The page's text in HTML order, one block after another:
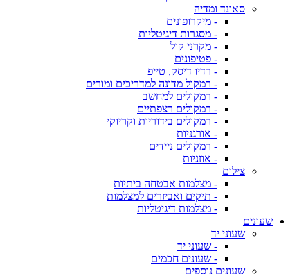
סאונד ומדיה
- מיקרופונים
- מסגרות דיגיטליות
- מקרני קול
- פטיפונים
- רדיו דיסק, טייפ
- רמקול מדונה למדריכים ומורים
- רמקולים למחשב
- רמקולים רצפתיים
- רמקולים בידוריות וקריוקי
- אורגניות
- רמקולים ניידים
- אוזניות
צילום
- מצלמות אבטחה ביתיות
- תיקים ואביזרים למצלמות
- מצלמות דיגיטליות
שעונים
שעוני יד
- שעוני יד
- שעונים חכמים
שעונים נוספים